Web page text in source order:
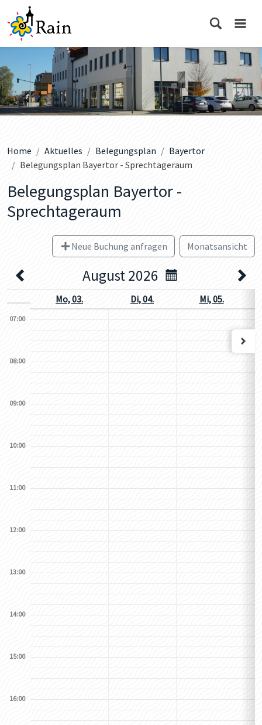
Home Aktuelles Belegungsplan
Bayertor
Belegungsplan Bayertor - Sprechtageraum
Belegungsplan Bayertor -
Sprechtageraum
Neue Buchung anfragen Monatsansicht
August 2026
Mo, 03. Di, 04. Mi, 05.
07:00
08:00
09:00
10:00
11:00
12:00
13:00
14:00
15:00
16:00